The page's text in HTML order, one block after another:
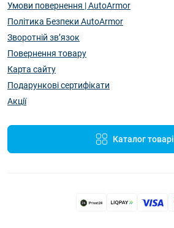
Умови повернення | AutoArmor
Політика Безпеки AutoArmor
Зворотній зв’язок
Повернення товару
Карта сайту
Подарункові сертифікати
Акції
Каталог